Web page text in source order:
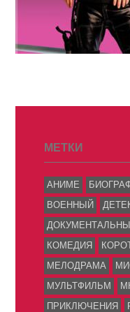
МЕТКИ
АНИМЕ
ВОЕННЫЙ
КОМЕДИЯ
МЕЛОДРАМА
МУЛЬТФИЛЬМ
ПРИКЛЮЧЕНИЯ